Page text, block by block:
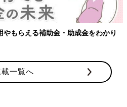
もらえる補助金・助成金をわかり
一覧へ